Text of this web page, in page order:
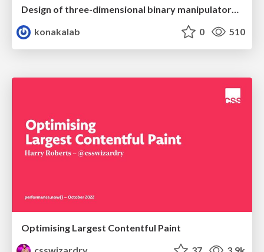
Design of three-dimensional binary manipulators for pick-and-place task avoiding obstacles (IECON2024)
konakalab
0 510
Optimising Largest Contentful Paint